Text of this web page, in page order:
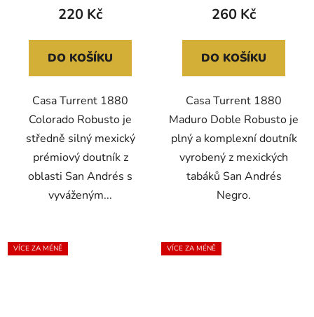
220 Kč
DO KOŠÍKU
Casa Turrent 1880
Colorado Robusto je
středně silný mexický
prémiový doutník z
oblasti San Andrés s
vyváženým...
260 Kč
DO KOŠÍKU
Casa Turrent 1880
Maduro Doble Robusto je
plný a komplexní doutník
vyrobený z mexických
tabáků San Andrés
Negro.
VÍCE ZA MÉNĚ VÍCE ZA MÉNĚ